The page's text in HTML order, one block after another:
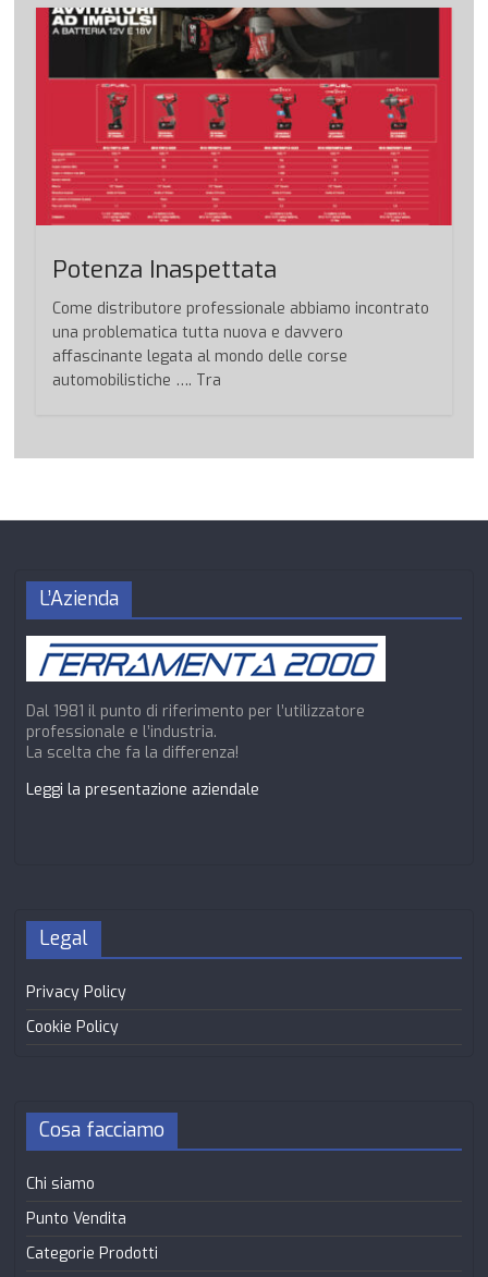
Potenza Inaspettata
Come distributore professionale abbiamo incontrato
una problematica tutta nuova e davvero
affascinante legata al mondo delle corse
automobilistiche …. Tra
L’Azienda
Dal 1981 il punto di riferimento per l’utilizzatore
professionale e l’industria.
La scelta che fa la differenza!
Leggi la presentazione aziendale
Legal
Privacy Policy
Cookie Policy
Cosa facciamo
Chi siamo
Punto Vendita
Categorie Prodotti